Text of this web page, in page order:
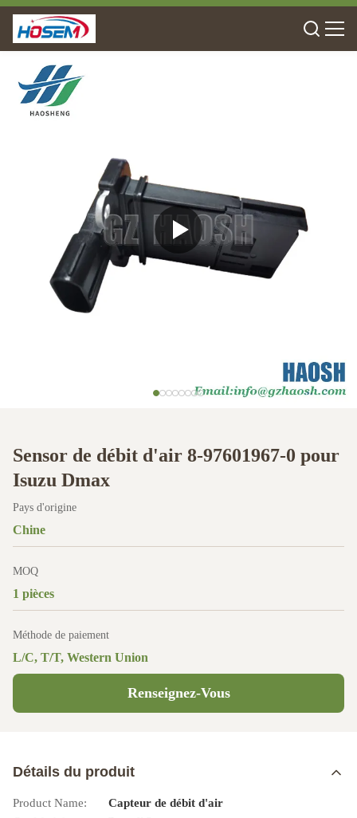
Sensor de débit d'air 8-97601967-0 pour
Isuzu Dmax
Pays d'origine
Chine
MOQ
1 pièces
Méthode de paiement
L/C, T/T, Western Union
Renseignez-Vous
Détails du produit
Product Name:
Capteur de débit d'air